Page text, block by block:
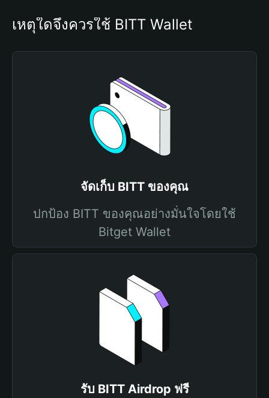
เหตุใดจึงควรใช้ BITT Wallet
จัดเก็บ BITT ของคุณ
ปกป้อง BITT ของคุณอย่างมั่นใจโดยใช้
Bitget Wallet
รับ BITT Airdrop ฟรี